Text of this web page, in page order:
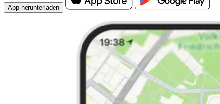
App herunterladen